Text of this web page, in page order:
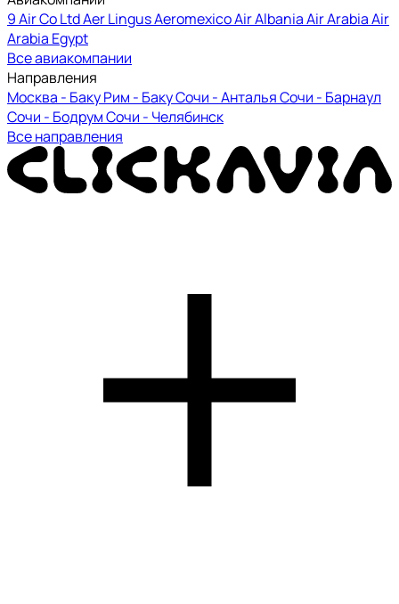
9 Air Co LtdAer LingusAeromexicoAir AlbaniaAir ArabiaAir
Arabia Egypt
Все авиакомпании
Направления
Москва - БакуРим - БакуСочи - АнтальяСочи - Барнаул
Сочи - БодрумСочи - Челябинск
Все направления